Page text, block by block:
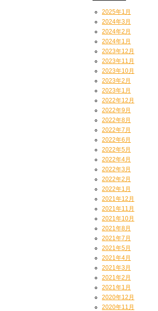
2025年1月
2024年3月
2024年2月
2024年1月
2023年12月
2023年11月
2023年10月
2023年2月
2023年1月
2022年12月
2022年9月
2022年8月
2022年7月
2022年6月
2022年5月
2022年4月
2022年3月
2022年2月
2022年1月
2021年12月
2021年11月
2021年10月
2021年8月
2021年7月
2021年5月
2021年4月
2021年3月
2021年2月
2021年1月
2020年12月
2020年11月